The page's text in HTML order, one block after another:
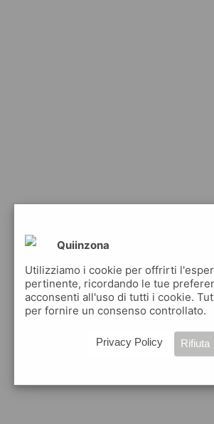
Quiinzona
Utilizziamo i cookie per offrirti
pertinente, ricordando le tue
acconsenti all'uso di tutti i cookie.
per fornire un consenso controllato.
Rifiuta
Privacy Policy